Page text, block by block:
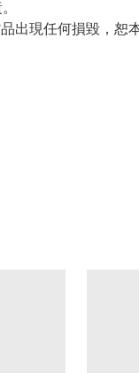
現任何損毀，恕